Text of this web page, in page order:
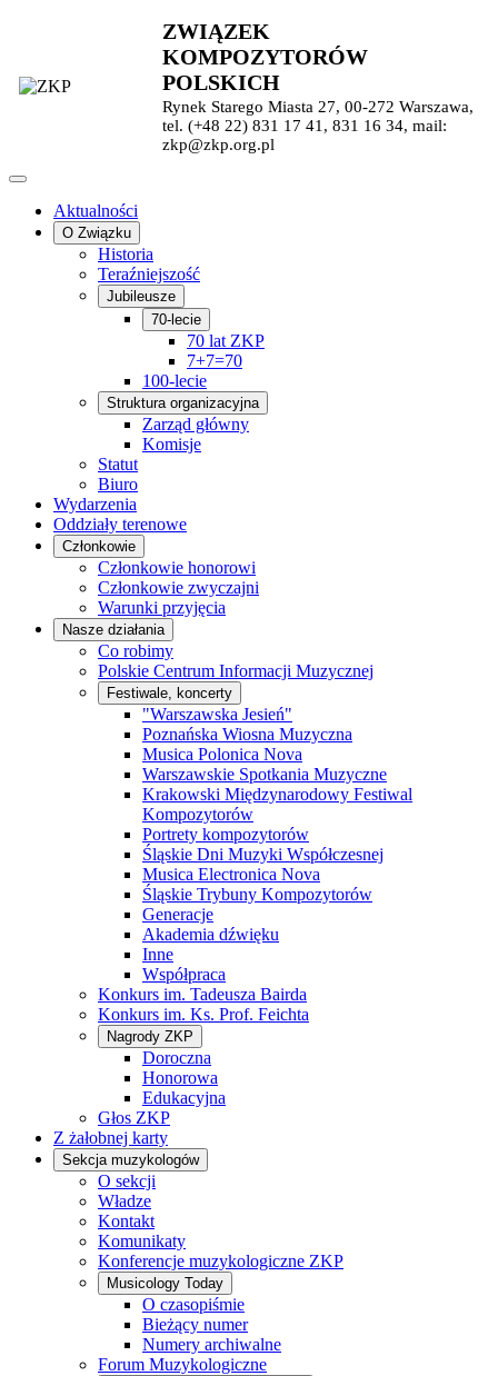
ZWIĄZEK
KOMPOZYTORÓW
POLSKICH
Rynek Starego Miasta 27, 00-272 Warszawa,
tel. (+48 22) 831 17 41, 831 16 34, mail:
zkp@zkp.org.pl
Aktualności
O Związku
Historia
Teraźniejszość
Jubileusze
70-lecie
70 lat ZKP
7+7=70
100-lecie
Struktura organizacyjna
Zarząd główny
Komisje
Statut
Biuro
Wydarzenia
Oddziały terenowe
Członkowie
Członkowie honorowi
Członkowie zwyczajni
Warunki przyjęcia
Nasze działania
Co robimy
Polskie Centrum Informacji Muzycznej
Festiwale, koncerty
"Warszawska Jesień"
Poznańska Wiosna Muzyczna
Musica Polonica Nova
Warszawskie Spotkania Muzyczne
Krakowski Międzynarodowy Festiwal
Kompozytorów
Portrety kompozytorów
Śląskie Dni Muzyki Współczesnej
Musica Electronica Nova
Śląskie Trybuny Kompozytorów
Generacje
Akademia dźwięku
Inne
Współpraca
Konkurs im. Tadeusza Bairda
Konkurs im. Ks. Prof. Feichta
Nagrody ZKP
Doroczna
Honorowa
Edukacyjna
Głos ZKP
Z żałobnej karty
Sekcja muzykologów
O sekcji
Władze
Kontakt
Komunikaty
Konferencje muzykologiczne ZKP
Musicology Today
O czasopiśmie
Bieżący numer
Numery archiwalne
Forum Muzykologiczne